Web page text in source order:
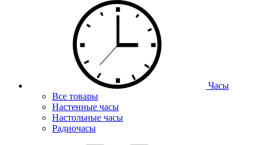
Часы
Все товары
Настенные часы
Настольные часы
Радиочасы